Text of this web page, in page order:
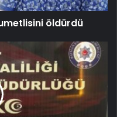
öldürdü